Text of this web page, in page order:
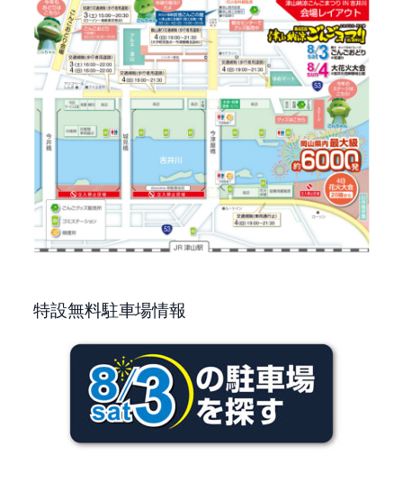
特設無料駐車場情報